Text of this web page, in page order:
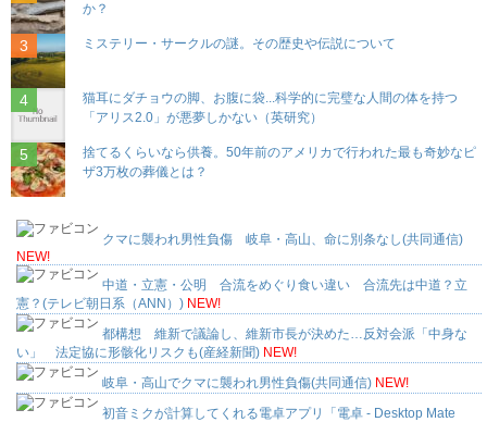
か？
ミステリー・サークルの謎。その歴史や伝説について
猫耳にダチョウの脚、お腹に袋...科学的に完璧な人間の体を持つ
「アリス2.0」が悪夢しかない（英研究）
捨てるくらいなら供養。50年前のアメリカで行われた最も奇妙なピ
ザ3万枚の葬儀とは？
クマに襲われ男性負傷 岐阜・高山、命に別条なし(共同通信)
NEW!
中道・立憲・公明 合流をめぐり食い違い 合流先は中道？立
憲？(テレビ朝日系（ANN）) NEW!
都構想 維新で議論し、維新市長が決めた…反対会派「中身な
い」 法定協に形骸化リスクも(産経新聞) NEW!
岐阜・高山でクマに襲われ男性負傷(共同通信) NEW!
初音ミクが計算してくれる電卓アプリ「電卓 - Desktop Mate